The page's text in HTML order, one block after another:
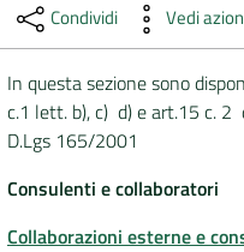
SERVIZI
DATI
Condividi Vedi
In questa sezione sono
c.1 lett. b), c) d) e art.15 c.
D.Lgs 165/2001
Consulenti e collaboratori
Collaborazioni esterne e